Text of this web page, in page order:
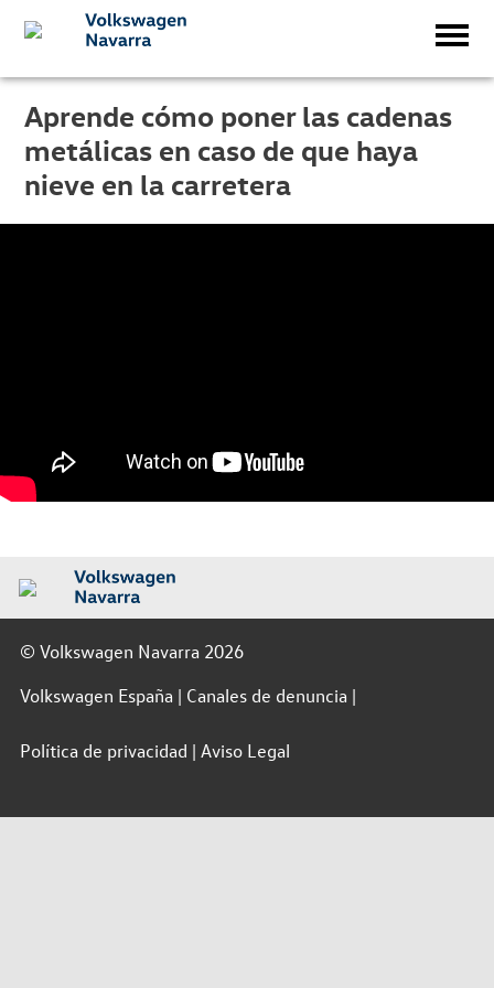
Aprende cómo poner las cadenas
metálicas en caso de que haya
nieve en la carretera
© Volkswagen Navarra 2026
Volkswagen España
Canales de denuncia
Política de privacidad Aviso Legal